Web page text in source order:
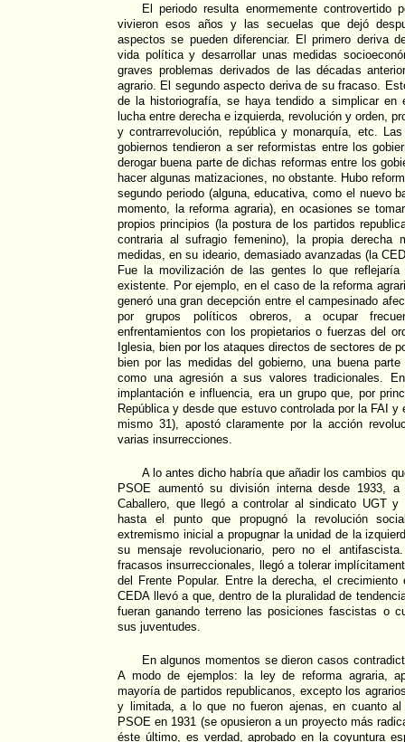
El periodo resulta enormemente controvertido
vivieron esos años y las secuelas que dejó
aspectos se pueden diferenciar. El primero deriva
vida política y desarrollar unas medidas
graves problemas derivados de las décadas
agrario. El segundo aspecto deriva de su fracaso.
de la historiografía, se haya tendido a simplicar en
lucha entre derecha e izquierda, revolución y orden,
y contrarrevolución, república y monarquía, etc.
gobiernos tendieron a ser reformistas entre los
derogar buena parte de dichas reformas entre los
hacer algunas matizaciones, no obstante. Hubo
segundo periodo (alguna, educativa, como el nuevo
momento, la reforma agraria), en ocasiones se
propios principios (la postura de los partidos
contraria al sufragio femenino), la propia derecha
medidas, en su ideario, demasiado avanzadas (la
Fue la movilización de las gentes lo que reflejaría
existente. Por ejemplo, en el caso de la reforma
generó una gran decepción entre el campesinado
por grupos políticos obreros, a ocupar
enfrentamientos con los propietarios o fuerzas del
Iglesia, bien por los ataques directos de sectores de
bien por las medidas del gobierno, una buena
como una agresión a sus valores tradicionales.
implantación e influencia, era un grupo que, por
República y desde que estuvo controlada por la FAI
mismo 31), apostó claramente por la acción
varias insurrecciones.
A lo antes dicho habría que añadir los cambios
PSOE aumentó su división interna desde 1933,
Caballero, que llegó a controlar al sindicato UGT
hasta el punto que propugnó la revolución
extremismo inicial a propugnar la unidad de la
su mensaje revolucionario, pero no el
fracasos insurreccionales, llegó a tolerar
del Frente Popular. Entre la derecha, el
CEDA llevó a que, dentro de la pluralidad de
fueran ganando terreno las posiciones fascistas o
sus juventudes.
En algunos momentos se dieron casos
A modo de ejemplos: la ley de reforma agraria,
mayoría de partidos republicanos, excepto los
y limitada, a lo que no fueron ajenas, en cuanto
PSOE en 1931 (se opusieron a un proyecto más
éste último, es verdad, aprobado en la coyuntura